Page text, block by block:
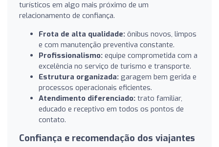
turísticos em algo mais próximo de um
relacionamento de confiança.
Frota de alta qualidade: ônibus novos, limpos
e com manutenção preventiva constante.
Profissionalismo: equipe comprometida com a
excelência no serviço de turismo e transporte.
Estrutura organizada: garagem bem gerida e
processos operacionais eficientes.
Atendimento diferenciado: trato familiar,
educado e receptivo em todos os pontos de
contato.
Confiança e recomendação dos viajantes